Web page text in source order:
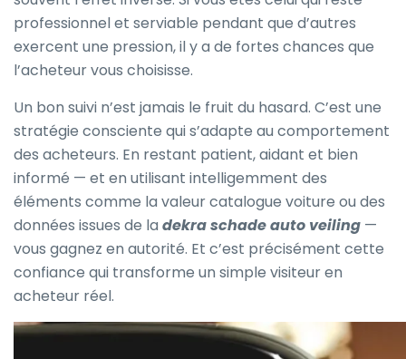
professionnel et serviable pendant que d’autres
exercent une pression, il y a de fortes chances que
l’acheteur vous choisisse.
Un bon suivi n’est jamais le fruit du hasard. C’est une
stratégie consciente qui s’adapte au comportement
des acheteurs. En restant patient, aidant et bien
informé — et en utilisant intelligemment des
éléments comme la valeur catalogue voiture ou des
données issues de la dekra schade auto veiling —
vous gagnez en autorité. Et c’est précisément cette
confiance qui transforme un simple visiteur en
acheteur réel.